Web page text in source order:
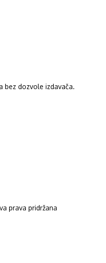
bez dozvole izdavača.
prava pridržana